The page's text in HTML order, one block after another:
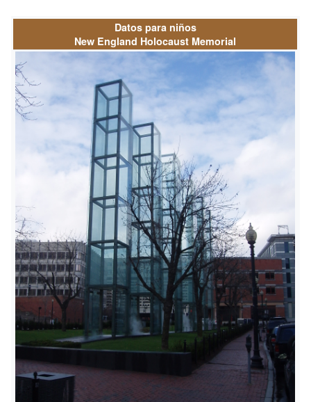
Datos para niños
New England Holocaust Memorial